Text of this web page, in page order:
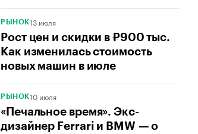
РЫНОК13 июля
Рост цен и скидки в ₽900 тыс.
Как изменилась стоимость
новых машин в июле
РЫНОК10 июля
«Печальное время». Экс-
дизайнер Ferrari и BMW — о